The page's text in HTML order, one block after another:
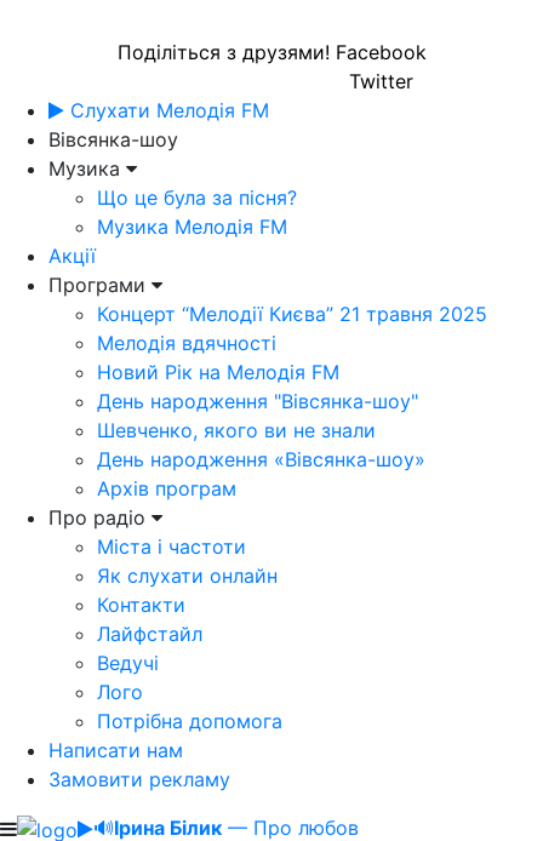
Поділіться з друзями! Facebook
Twitter
Слухати Мелодія FM
Вівсянка-шоу
Музика
Що це була за пісня?
Музика Мелодія FM
Акції
Програми
Концерт “Мелодії Києва” 21 травня 2025
Мелодія вдячності
Новий Рік на Мелодія FM
День народження "Вівсянка-шоу"
Шевченко, якого ви не знали
День народження «Вівсянка-шоу»
Архів програм
Про радіо
Міста і частоти
Як слухати онлайн
Контакти
Лайфстайл
Ведучі
Лого
Потрібна допомога
Написати нам
Замовити рекламу
🔊Ірина Білик — Про любов